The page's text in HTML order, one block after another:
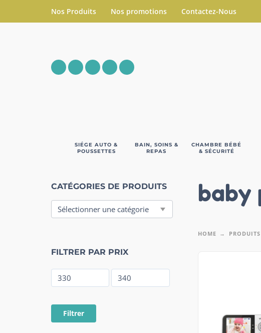
Nos Produits Nos promotions Contactez-Nous
SIÉGE AUTO &
POUSSETTES
BAIN, SOINS &
REPAS
CHAMBRE BÉBÉ
& SÉCURITÉ
CATÉGORIES DE PRODUITS
FILTRER PAR PRIX
Filtrer
baby
HOME